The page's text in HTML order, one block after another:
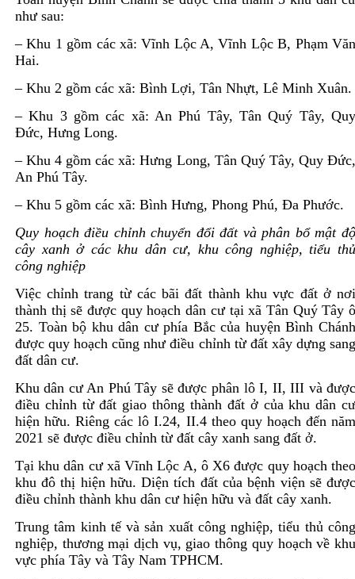
như sau:
– Khu 1 gồm các xã: Vĩnh Lộc A, Vĩnh Lộc B, Phạm
Hai.
– Khu 2 gồm các xã: Bình Lợi, Tân Nhựt, Lê Minh Xuân.
– Khu 3 gồm các xã: An Phú Tây, Tân Quý Tây,
Đức, Hưng Long.
– Khu 4 gồm các xã: Hưng Long, Tân Quý Tây, Quy
An Phú Tây.
– Khu 5 gồm các xã: Bình Hưng, Phong Phú, Đa Phước.
Quy hoạch điều chỉnh chuyển đổi đất và phân bổ mật
cây xanh ở các khu dân cư, khu công nghiệp, tiểu
công nghiệp
Việc chỉnh trang từ các bãi đất thành khu vực đất ở
thành thị sẽ được quy hoạch dân cư tại xã Tân Quý Tây
25. Toàn bộ khu dân cư phía Bắc của huyện Bình
được quy hoạch cũng như điều chỉnh từ đất xây dựng
đất dân cư.
Khu dân cư An Phú Tây sẽ được phân lô I, II, III và
điều chỉnh từ đất giao thông thành đất ở của khu dân
hiện hữu. Riêng các lô I.24, II.4 theo quy hoạch đến
2021 sẽ được điều chỉnh từ đất cây xanh sang đất ở.
Tại khu dân cư xã Vĩnh Lộc A, ô X6 được quy hoạch
khu đô thị hiện hữu. Diện tích đất của bệnh viện sẽ
điều chỉnh thành khu dân cư hiện hữu và đất cây xanh.
Trung tâm kinh tế và sản xuất công nghiệp, tiểu thủ
nghiệp, thương mại dịch vụ, giao thông quy hoạch về
vực phía Tây và Tây Nam TPHCM.